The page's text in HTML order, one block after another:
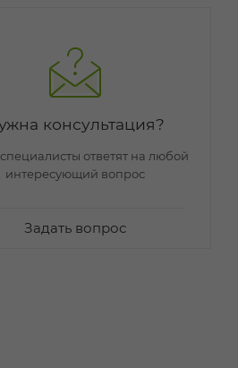
консультация?
ответят на любой
интересующий вопрос
Задать вопрос